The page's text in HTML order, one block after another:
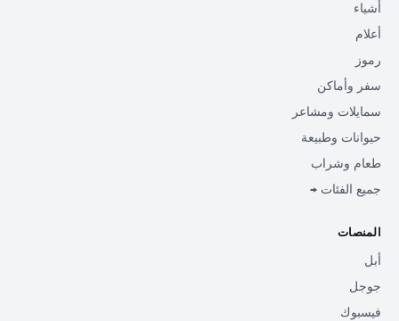
أشياء
أعلام
رموز
سفر وأماكن
سمايلات ومشاعر
حيوانات وطبيعة
طعام وشراب
جميع الفئات →
المنصات
أبل
جوجل
فيسبوك